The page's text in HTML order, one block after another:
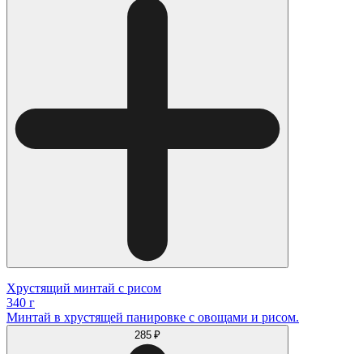
Хрустящий минтай с рисом
340 г
Минтай в хрустящей панировке с овощами и рисом.
285 ₽